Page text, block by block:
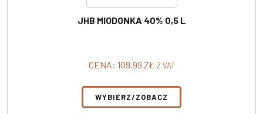
JHB MIODONKA 40% 0,5 L
CENA: 109,99 ZŁ Z VAT
WYBIERZ/ZOBACZ